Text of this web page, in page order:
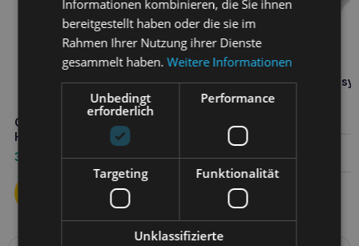
COMFY Appetit Immunität 70g
Hundeleckerli
3,40
Comfy Litter Box Cleo Easy
Informationen kombinieren, die Sie ihnen
bereitgestellt haben oder die sie im
Rahmen Ihrer Nutzung ihrer Dienste
gesammelt haben.Weitere Informationen
Unbedingt
erforderlich
Performance
Targeting Funktionalität
Unklassifizierte